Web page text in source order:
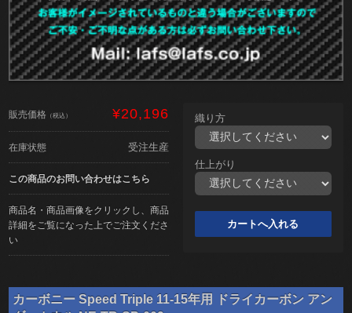
販売価格 （税込） ¥20,196
在庫状態 受注生産
この商品のお問い合わせはこちら
商品名・商品画像をクリックし、商品
詳細をご覧になった上でご注文くださ
い
織り方
仕上がり
カーボニー Speed Triple 11-15年用 ドライカーボン アン